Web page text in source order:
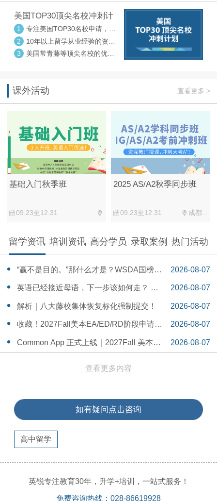
美国TOP30顶尖名校冲刺计
划
1
专注美国TOP30名校申请，高
度个性化指导
2
10年以上留学从业经验的资深
中方顾问
3
美国常青藤等顶尖名校的优秀
课外活动 查看更多 >
基础入门秋季班
09.23至12.31
2025 AS/A2秋季同步班
09.23至12.31 成都...
留学资讯 培训资讯 高分学员 录取案例 热门活动
“赢不是目的。”那什么才是？WSDA国榜第
一Serena给出她的回答
2026-08-07
14:55:58
英语已经接近母语，下一步该如何走？ 一
个WSDA冠军少年的成长答案
2026-08-07
14:42:48
解析｜八大藤校集体恢复标化强制提交！
2026-08-07
14:26:40
收藏！2027Fall美本EA/ED/RD阶段申请截
止日期汇总！
2026-08-07
14:20:11
Common App 正式上线｜2027Fall 美本申
2026-08-07
查看更多内容
如有疑问点击咨询
高中留学
英锐专注教育30年，升学+培训，一站式服务！
免费咨询热线：028-86619928